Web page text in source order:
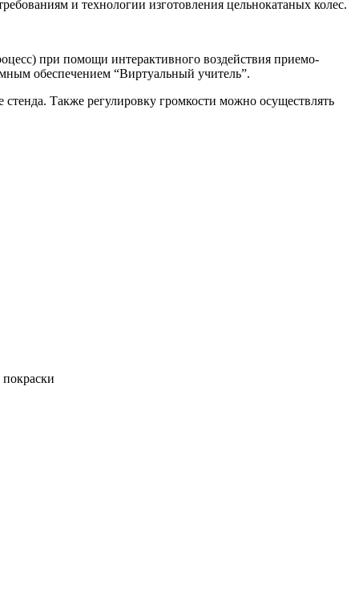
и технологии изготовления цельнокатаных колес.
при помощи интерактивного воздействия приемо-
обеспечением “Виртуальный учитель”.
Также регулировку громкости можно осуществлять